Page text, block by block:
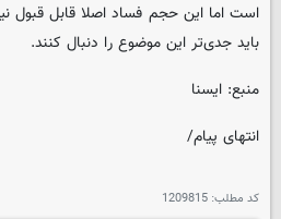
است اما این حجم فساد اصلا قابل
باید جدی‌تر این موضوع را دنبال کنند.
منبع: ایسنا
انتهای پیام/
کد مطلب: 1209815